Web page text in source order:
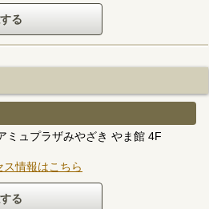
ミュプラザみやざき やま館 4F
情報はこちら